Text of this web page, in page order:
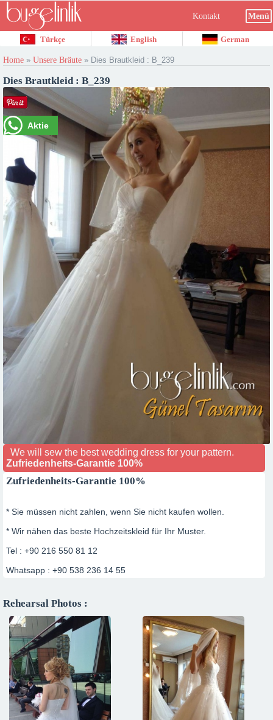
Kontakt Menü
Türkçe English German
Home » Unsere Bräute » Dies Brautkleid : B_239
Dies Brautkleid : B_239
Aktie
We will sew the best wedding dress for your pattern.
Zufriedenheits-Garantie 100%
Zufriedenheits-Garantie 100%
* Sie müssen nicht zahlen, wenn Sie nicht kaufen wollen.
* Wir nähen das beste Hochzeitskleid für Ihr Muster.
Tel : +90 216 550 81 12
Whatsapp : +90 538 236 14 55
Rehearsal Photos :